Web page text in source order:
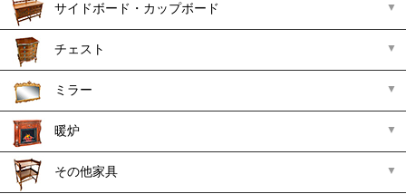
サイドボード・カップボード
チェスト
ミラー
暖炉
その他家具